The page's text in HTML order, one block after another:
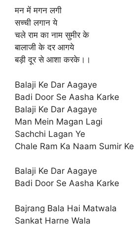
मन में मगन लगी
सच्ची लगान ये
चले राम का नाम सुमीर के
बालाजी के दर आगये
बड़ी दूर से आशा करके।।
Balaji Ke Dar Aagaye
Badi Door Se Aasha Karke
Balaji Ke Dar Aagaye
Man Mein Magan Lagi
Sachchi Lagan Ye
Chale Ram Ka Naam Sumir Ke
Balaji Ke Dar Aagaye
Badi Door Se Aasha Karke
Bajrang Bala Hai Matwala
Sankat Harne Wala